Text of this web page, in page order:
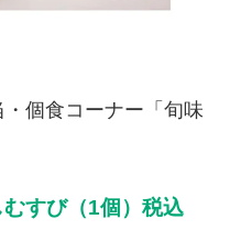
個食コーナー「旬味
むすび（1個）税込